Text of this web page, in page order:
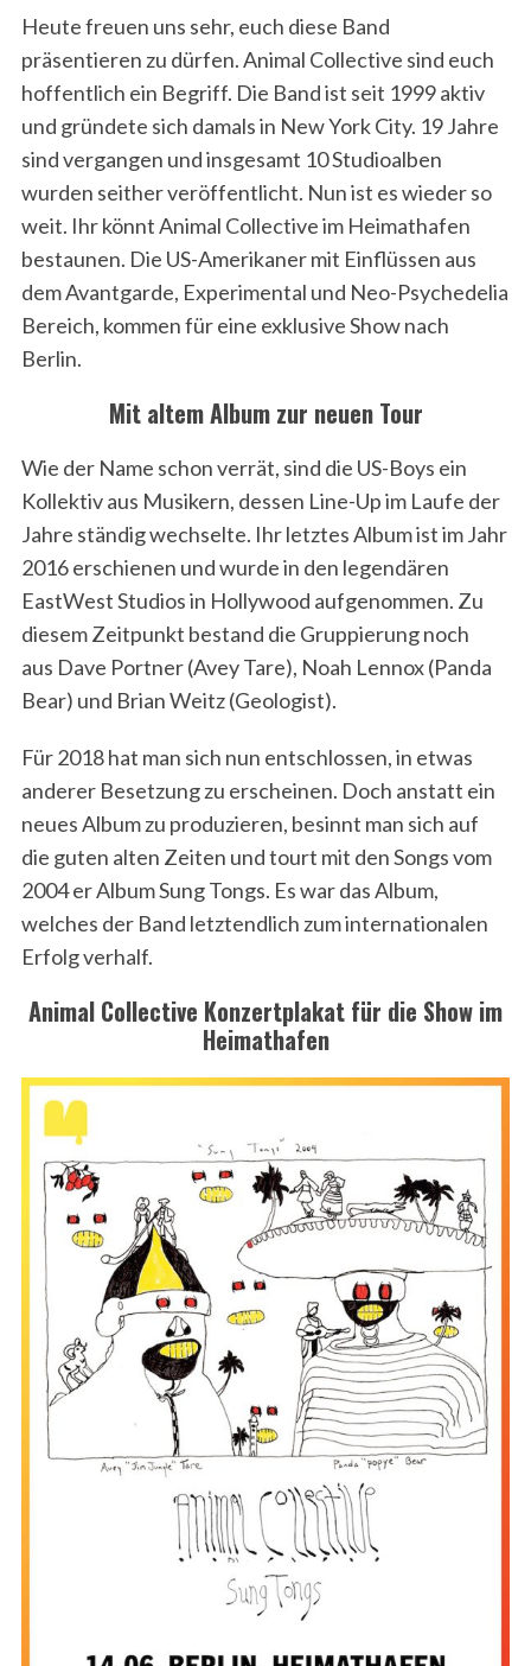
Heute freuen uns sehr, euch diese Band
präsentieren zu dürfen. Animal Collective sind euch
hoffentlich ein Begriff. Die Band ist seit 1999 aktiv
und gründete sich damals in New York City. 19 Jahre
sind vergangen und insgesamt 10 Studioalben
wurden seither veröffentlicht. Nun ist es wieder so
weit. Ihr könnt Animal Collective im Heimathafen
bestaunen. Die US-Amerikaner mit Einflüssen aus
dem Avantgarde, Experimental und Neo-Psychedelia
Bereich, kommen für eine exklusive Show nach
Berlin.
Mit altem Album zur neuen Tour
Wie der Name schon verrät, sind die US-Boys ein
Kollektiv aus Musikern, dessen Line-Up im Laufe der
Jahre ständig wechselte. Ihr letztes Album ist im Jahr
2016 erschienen und wurde in den legendären
EastWest Studios in Hollywood aufgenommen. Zu
diesem Zeitpunkt bestand die Gruppierung noch
aus Dave Portner (Avey Tare), Noah Lennox (Panda
Bear) und Brian Weitz (Geologist).
Für 2018 hat man sich nun entschlossen, in etwas
anderer Besetzung zu erscheinen. Doch anstatt ein
neues Album zu produzieren, besinnt man sich auf
die guten alten Zeiten und tourt mit den Songs vom
2004 er Album Sung Tongs. Es war das Album,
welches der Band letztendlich zum internationalen
Erfolg verhalf.
Animal Collective Konzertplakat für die Show im
Heimathafen